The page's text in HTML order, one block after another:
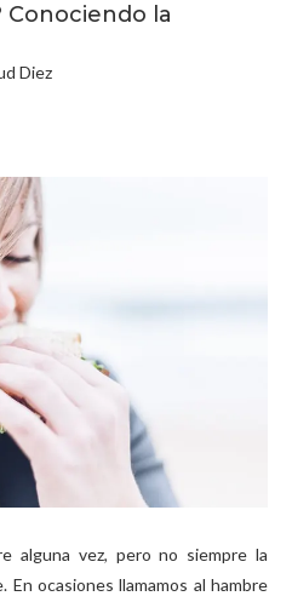
la
Diez
alguna vez, pero no siempre la
En ocasiones llamamos al hambre